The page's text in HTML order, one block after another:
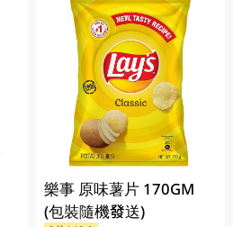
樂事 原味薯片 170GM
(包裝隨機發送)